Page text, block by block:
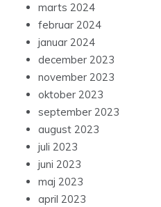
marts 2024
februar 2024
januar 2024
december 2023
november 2023
oktober 2023
september 2023
august 2023
juli 2023
juni 2023
maj 2023
april 2023